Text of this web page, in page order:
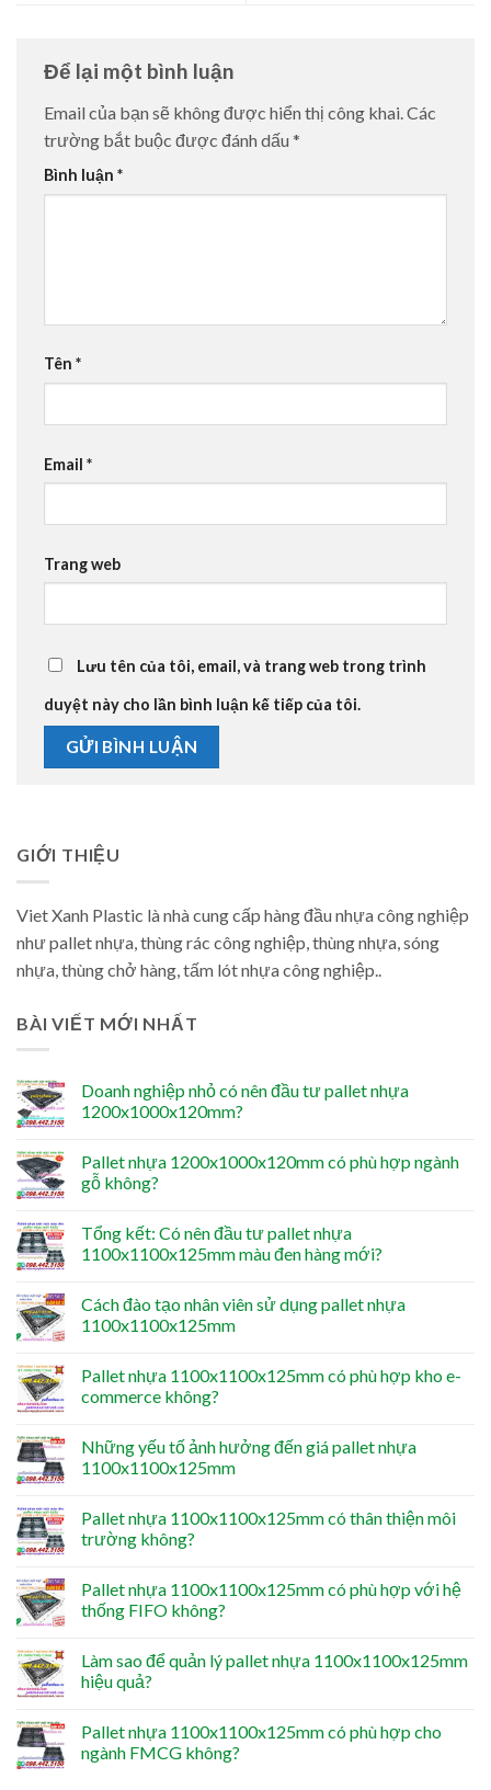
Để lại một bình luận
Email của bạn sẽ không được hiển thị công khai.Các
trường bắt buộc được đánh dấu *
Bình luận *
Tên *
Email *
Trang web
Lưu tên của tôi, email, và trang web trong trình
duyệt này cho lần bình luận kế tiếp của tôi.
GIỚI THIỆU
Viet Xanh Plastic là nhà cung cấp hàng đầu nhựa công nghiệp
như pallet nhựa, thùng rác công nghiệp, thùng nhựa, sóng
nhựa, thùng chở hàng, tấm lót nhựa công nghiệp..
BÀI VIẾT MỚI NHẤT
Doanh nghiệp nhỏ có nên đầu tư pallet nhựa
1200x1000x120mm?
Pallet nhựa 1200x1000x120mm có phù hợp ngành
gỗ không?
Tổng kết: Có nên đầu tư pallet nhựa
1100x1100x125mm màu đen hàng mới?
Cách đào tạo nhân viên sử dụng pallet nhựa
1100x1100x125mm
Pallet nhựa 1100x1100x125mm có phù hợp kho e-
commerce không?
Những yếu tố ảnh hưởng đến giá pallet nhựa
1100x1100x125mm
Pallet nhựa 1100x1100x125mm có thân thiện môi
trường không?
Pallet nhựa 1100x1100x125mm có phù hợp với hệ
thống FIFO không?
Làm sao để quản lý pallet nhựa 1100x1100x125mm
hiệu quả?
Pallet nhựa 1100x1100x125mm có phù hợp cho
ngành FMCG không?